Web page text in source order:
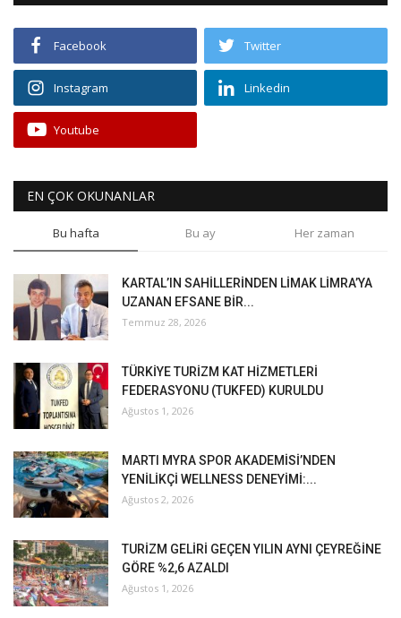
Facebook Twitter
Instagram Linkedin
Youtube
EN ÇOK OKUNANLAR
Bu hafta Bu ay Her zaman
KARTAL’IN SAHİLLERİNDEN LİMAK LİMRA’YA
UZANAN EFSANE BİR...
Temmuz 28, 2026
TÜRKİYE TURİZM KAT HİZMETLERİ
FEDERASYONU (TUKFED) KURULDU
Ağustos 1, 2026
MARTI MYRA SPOR AKADEMİSİ’NDEN
YENİLİKÇİ WELLNESS DENEYİMİ:...
Ağustos 2, 2026
TURİZM GELİRİ GEÇEN YILIN AYNI ÇEYREĞİNE
GÖRE %2,6 AZALDI
Ağustos 1, 2026